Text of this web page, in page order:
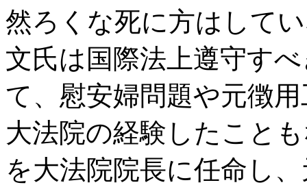
然ろくな死に方はして
文氏は国際法上遵守す
て、慰安婦問題や元徴
大法院の経験したこと
を大法院院長に任命し